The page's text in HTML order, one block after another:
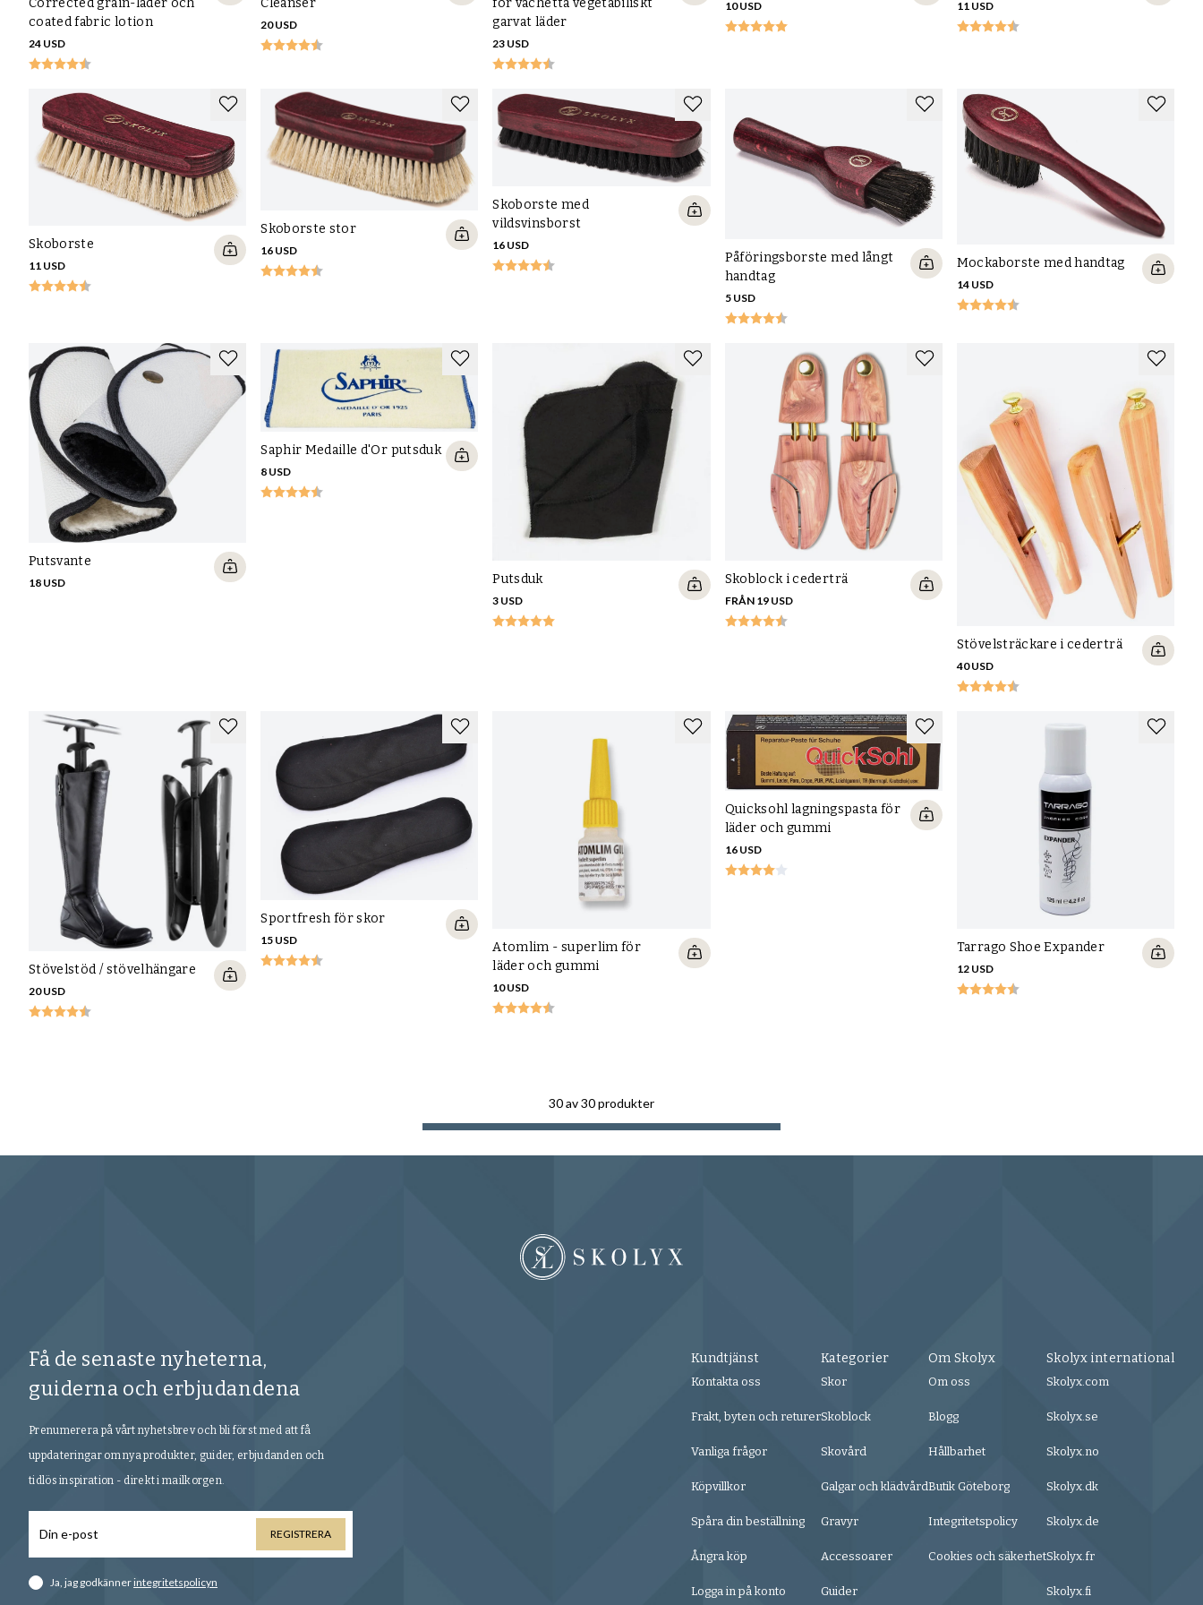
Corrected grain-läder och
coated fabric lotion
24 USD
Cleanser
20 USD
för vachetta vegetabiliskt
garvat läder
23 USD
10 USD 11 USD
Skoborste
11 USD
Skoborste stor
16 USD
Skoborste med
vildsvinsborst
16 USD
Påföringsborste med långt
handtag
5 USD
Mockaborste med handtag
14 USD
Putsvante
18 USD
Saphir Medaille d'Or putsduk
8 USD
Putsduk
3 USD
Skoblock i cederträ
FRÅN 19 USD
Stövelsträckare i cederträ
40 USD
Stövelstöd / stövelhängare
20 USD
Sportfresh för skor
15 USD
Atomlim - superlim för
läder och gummi
10 USD
Quicksohl lagningspasta för
läder och gummi
16 USD
Tarrago Shoe Expander
12 USD
30av30produkter
Få de senaste nyheterna,
guiderna och erbjudandena
Prenumerera på vårt nyhetsbrev och bli först med att få
uppdateringar om nya produkter, guider, erbjudanden och
tidlös inspiration - direkt i mailkorgen.
REGISTRERA
Ja, jag godkännerintegritetspolicyn
Kundtjänst
Kontakta oss
Frakt, byten och returer
Vanliga frågor
Köpvillkor
Spåra din beställning
Ångra köp
Logga in på konto
Kategorier
Skor
Skoblock
Skovård
Galgar och klädvård
Gravyr
Accessoarer
Guider
Om Skolyx
Om oss
Blogg
Hållbarhet
Butik Göteborg
Integritetspolicy
Cookies och säkerhet
Skolyx international
Skolyx.com
Skolyx.se
Skolyx.no
Skolyx.dk
Skolyx.de
Skolyx.fr
Skolyx.fi